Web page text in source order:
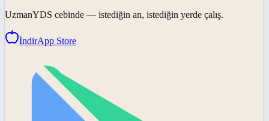
UzmanYDS cebinde — istediğin an, istediğin yerde çalış.
İndirApp Store